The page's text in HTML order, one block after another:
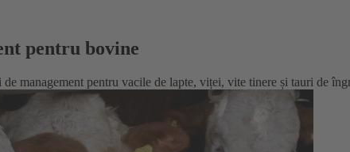
pentru bovine
de management pentru vacile de lapte, viței, vite tinere și tauri de